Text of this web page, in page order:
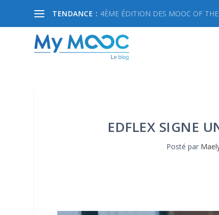
TENDANCE : 4ÈME ÉDITION DES MOOC OF
EDFLEX SIGNE
Posté par